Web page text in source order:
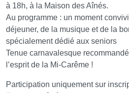
à 18h, à la Maison des Aînés.
Au programme : un moment
déjeuner, de la musique et de la
spécialement dédié aux seniors
Tenue carnavalesque
l’esprit de la Mi-Carême !
Participation uniquement sur